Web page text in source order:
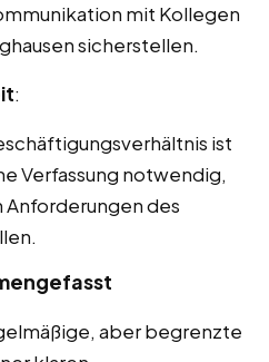
mit Kollegen
sicherstellen.
:
ist
Verfassung notwendig,
des
aber begrenzte